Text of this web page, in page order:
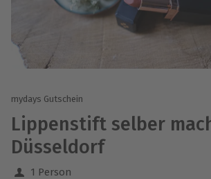
mydays Gutschein
Lippenstift selber
Düsseldorf
1 Person